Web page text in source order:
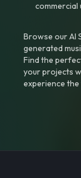
commercial
Browse our AI
generated
Find the
your projects
experience